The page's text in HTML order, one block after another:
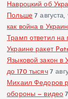
Навроцкий об
Польше 7
как война в
Трамп ответил
Украине ракет
Языковой закон
до 170 тысяч 7
Михаил Федоров
обороны — видео